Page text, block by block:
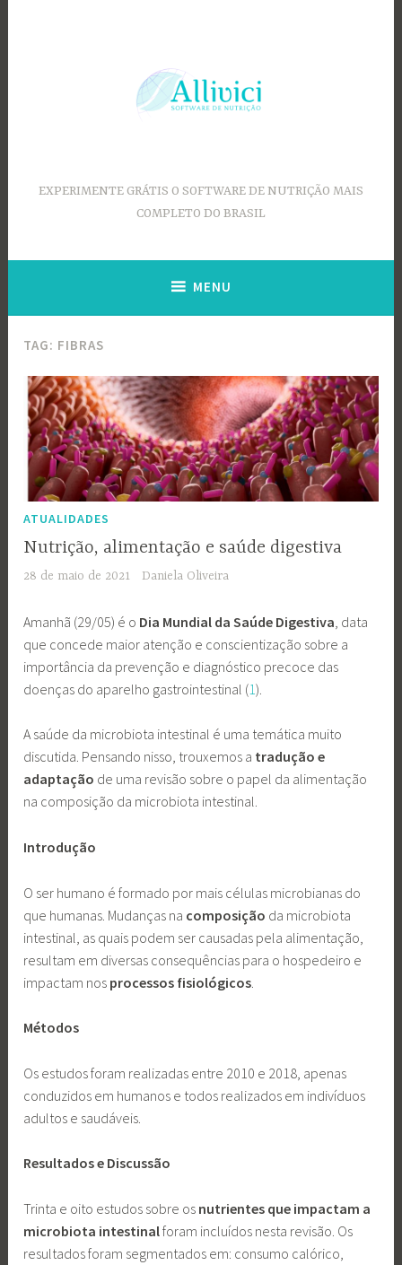
EXPERIMENTE GRÁTIS O SOFTWARE DE NUTRIÇÃO MAIS
COMPLETO DO BRASIL
MENU
TAG: FIBRAS
ATUALIDADES
Nutrição, alimentação e saúde digestiva
28 de maio de 2021 Daniela Oliveira
Amanhã (29/05) é o Dia Mundial da Saúde Digestiva , data
que concede maior atenção e conscientização sobre a
importância da prevenção e diagnóstico precoce das
doenças do aparelho gastrointestinal (1).
A saúde da microbiota intestinal é uma temática muito
discutida. Pensando nisso, trouxemos a tradução e
adaptação de uma revisão sobre o papel da alimentação
na composição da microbiota intestinal.
Introdução
O ser humano é formado por mais células microbianas do
que humanas. Mudanças na composição da microbiota
intestinal, as quais podem ser causadas pela alimentação,
resultam em diversas consequências para o hospedeiro e
impactam nos processos fisiológicos
Métodos
Os estudos foram realizadas entre 2010 e 2018, apenas
conduzidos em humanos e todos realizados em indivíduos
adultos e saudáveis.
Resultados e Discussão
Trinta e oito estudos sobre os nutrientes que impactam a
microbiota intestinalforam incluídos nesta revisão. Os
resultados foram segmentados em: consumo calórico,